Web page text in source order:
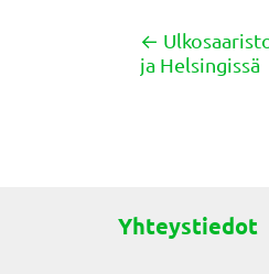
Posts
←
ja Helsingissä
Yhteystiedot